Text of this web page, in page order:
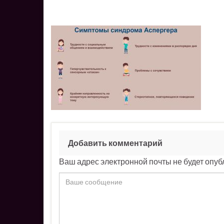
Добавить комментарий
Ваш адрес электронной почты не будет